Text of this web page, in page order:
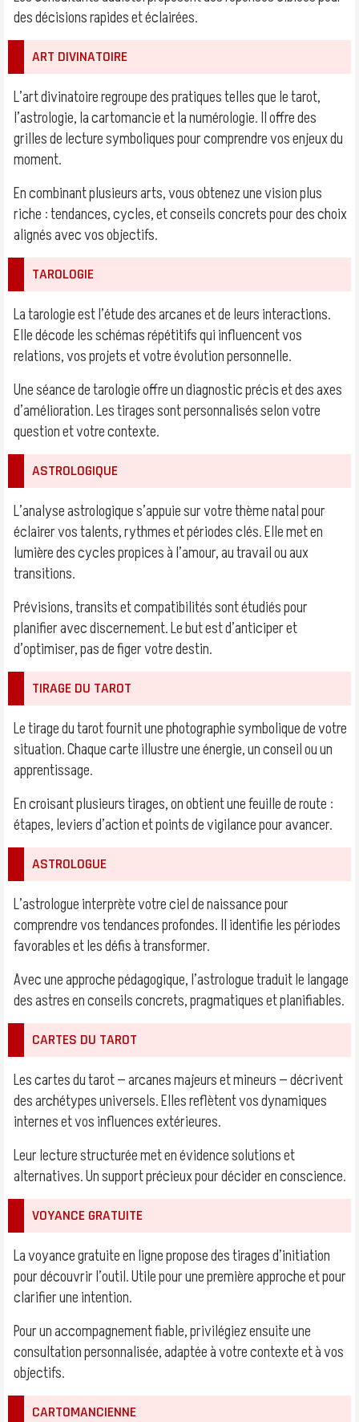
des décisions rapides et éclairées.
ART DIVINATOIRE
L’art divinatoire regroupe des pratiques telles que le tarot,
l’astrologie, la cartomancie et la numérologie. Il offre des
grilles de lecture symboliques pour comprendre vos enjeux du
moment.
En combinant plusieurs arts, vous obtenez une vision plus
riche : tendances, cycles, et conseils concrets pour des choix
alignés avec vos objectifs.
TAROLOGIE
La tarologie est l’étude des arcanes et de leurs interactions.
Elle décode les schémas répétitifs qui influencent vos
relations, vos projets et votre évolution personnelle.
Une séance de tarologie offre un diagnostic précis et des axes
d’amélioration. Les tirages sont personnalisés selon votre
question et votre contexte.
ASTROLOGIQUE
L’analyse astrologique s’appuie sur votre thème natal pour
éclairer vos talents, rythmes et périodes clés. Elle met en
lumière des cycles propices à l’amour, au travail ou aux
transitions.
Prévisions, transits et compatibilités sont étudiés pour
planifier avec discernement. Le but est d’anticiper et
d’optimiser, pas de figer votre destin.
TIRAGE DU TAROT
Le tirage du tarot fournit une photographie symbolique de votre
situation. Chaque carte illustre une énergie, un conseil ou un
apprentissage.
En croisant plusieurs tirages, on obtient une feuille de route :
étapes, leviers d’action et points de vigilance pour avancer.
ASTROLOGUE
L’astrologue interprète votre ciel de naissance pour
comprendre vos tendances profondes. Il identifie les périodes
favorables et les défis à transformer.
Avec une approche pédagogique, l’astrologue traduit le langage
des astres en conseils concrets, pragmatiques et planifiables.
CARTES DU TAROT
Les cartes du tarot — arcanes majeurs et mineurs — décrivent
des archétypes universels. Elles reflètent vos dynamiques
internes et vos influences extérieures.
Leur lecture structurée met en évidence solutions et
alternatives. Un support précieux pour décider en conscience.
VOYANCE GRATUITE
La voyance gratuite en ligne propose des tirages d’initiation
pour découvrir l’outil. Utile pour une première approche et pour
clarifier une intention.
Pour un accompagnement fiable, privilégiez ensuite une
consultation personnalisée, adaptée à votre contexte et à vos
objectifs.
CARTOMANCIENNE